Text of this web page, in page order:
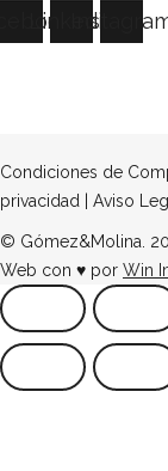
Linkedin
Condiciones de
privacidad
Aviso
© Gómez&Molina.
Web con ♥ por Win